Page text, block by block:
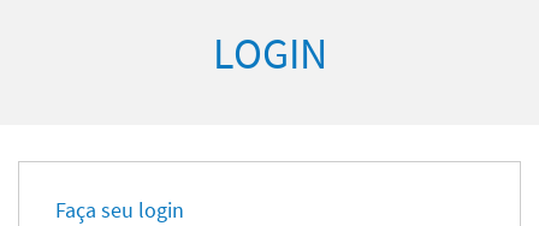
LOGIN
Faça seu login